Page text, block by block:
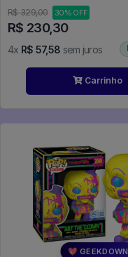
R$ 329,00 30% OFF
R$ 230,30
4x R$ 57,58 sem juros
Carrinho
💖 GEEKDOWN